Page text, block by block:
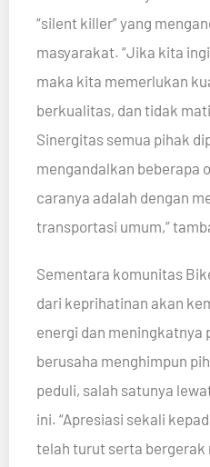
“silent killer” yang
masyarakat. “Jika kita
maka kita memerlukan
berkualitas, dan tidak
Sinergitas semua pihak
mengandalkan beberapa
caranya adalah dengan
transportasi umum,”
Sementara komunitas
dari keprihatinan akan
energi dan meningkatnya
berusaha menghimpun
peduli, salah satunya
ini. “Apresiasi sekali
telah turut serta bergerak